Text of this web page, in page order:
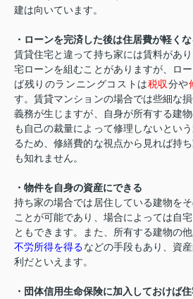
建は向いています。
・ローンを完済した後は住居費が軽くな
賃貸住宅と違って持ち家には賃料があ
宅ローンを組むことがありますが、ロ
ば残りのランニングコストは税収分や
す。賃貸マンションの場合では些細な
義務が生じますが、自身が所有する建
も自己の裁量によって修理しないとい
るため、修繕費的な視点から見れば持
も知れません。
・物件を自身の資産にできる
持ち家の場合では居住している建物を
ことが可能であり、場合によっては自
ともできます。また、所有する建物の
不労所得を得るなどの手段もあり、資
利だといえます。
・団体信用生命保険に加入しておけば